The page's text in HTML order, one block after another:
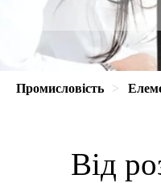
Промисловість
Від